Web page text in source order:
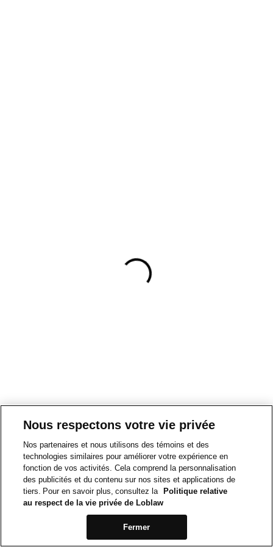
Nous respectons votre vie privée
Nos partenaires et nous utilisons des témoins et des
technologies similaires pour améliorer votre expérience en
fonction de vos activités. Cela comprend la personnalisation
des publicités et du contenu sur nos sites et applications de
tiers. Pour en savoir plus, consultez la
Politique relative
au respect de la vie privée de Loblaw
Fermer